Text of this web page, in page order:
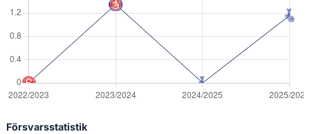
Försvarsstatistik